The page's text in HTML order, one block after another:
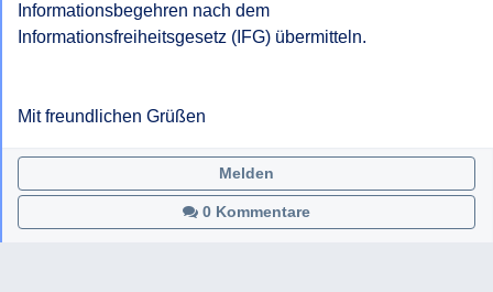
Informationsbegehren nach dem
Informationsfreiheitsgesetz (IFG) übermitteln.
Mit freundlichen Grüßen
0 Kommentare
Melden